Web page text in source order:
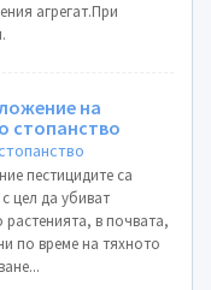
агрегат.При
на
стопанство
пестицидите са
цел да убиват
растенията, в почвата,
по време на тяхното